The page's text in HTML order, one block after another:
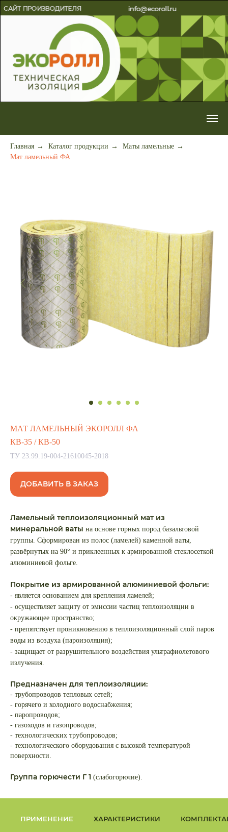
Главная → Каталог продукции → Маты ламельные →
Мат ламельный ФА
МАТ ЛАМЕЛЬНЫЙ ЭКОРОЛЛ ФА
КВ-35 / КВ-50
ТУ 23.99.19-004-21610045-2018
ДОБАВИТЬ В ЗАКАЗ
Ламельный теплоизоляционный мат из
минеральной ваты на основе горных пород базальтовой
группы. Сформирован из полос (ламелей) каменной ваты,
развёрнутых на 90° и приклеенных к армированной стеклосеткой
алюминиевой фольге.
Покрытие из армированной алюминиевой фольги:
- является основанием для крепления ламелей;
- осуществляет защиту от эмиссии частиц теплоизоляции в
окружающее пространство;
- препятствует проникновению в теплоизоляционный слой паров
воды из воздуха (пароизоляция);
- защищает от разрушительного воздействия ультрафиолетового
излучения.
Предназначен для теплоизоляции:
- трубопроводов тепловых сетей;
- горячего и холодного водоснабжения;
- паропроводов;
- газоходов и газопроводов;
- технологических трубопроводов;
- технологического оборудования с высокой температурой
поверхности.
Группа горючести Г 1 (слабогорючие).
ПРИМЕНЕНИЕ ХАРАКТЕРИСТИКИ